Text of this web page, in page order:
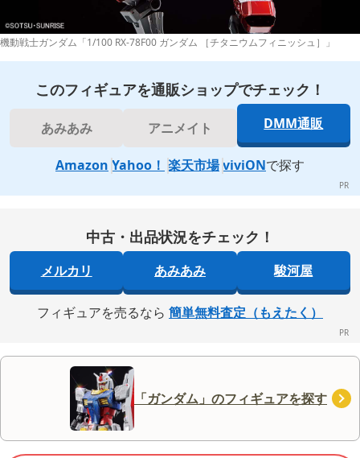
機動戦士ガンダム「1/100 RX-78F00 ガンダム ［チタニウムフィニッシュ］」
このフィギュアを通販ショップでチェック！
あみあみ アニメイト DMM通販
Amazon Yahoo！ 楽天市場 viviONで探す
中古・出品状況をチェック！
メルカリ あみあみ 駿河屋
フィギュアを売るなら 簡単無料査定（もえたく）
「ガンダム」のフィギュアを探す